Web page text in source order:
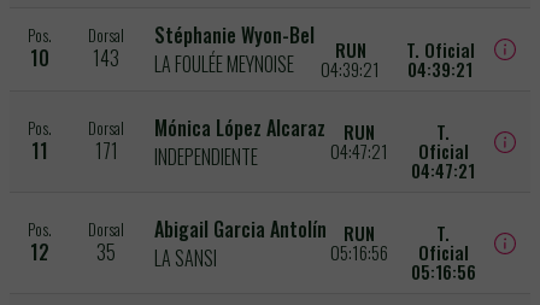
Pos.
10
Dorsal
143
Stéphanie Wyon-Bel
LA FOULÉE MEYNOISE
RUN
04:39:21
T. Oficial
04:39:21
Pos.
11
Dorsal
171
Mónica López Alcaraz
INDEPENDIENTE
RUN
04:47:21
T.
Oficial
04:47:21
Pos.
12
Dorsal
35
Abigail Garcia Antolín
LA SANSI
RUN
05:16:56
T.
Oficial
05:16:56